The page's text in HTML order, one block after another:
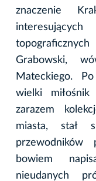
znaczenie
Grabowski,
Mateckiego.
wielki
zarazem
miasta, stał
bowiem
nieudanych